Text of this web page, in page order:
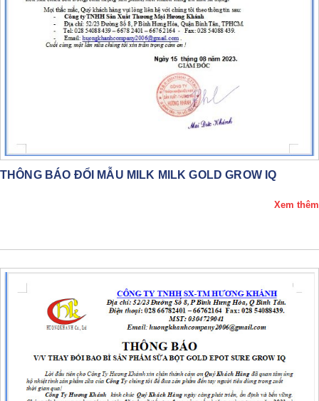
THÔNG BÁO ĐỔI MẪU MILK MILK GOLD GROW IQ
Xem thêm